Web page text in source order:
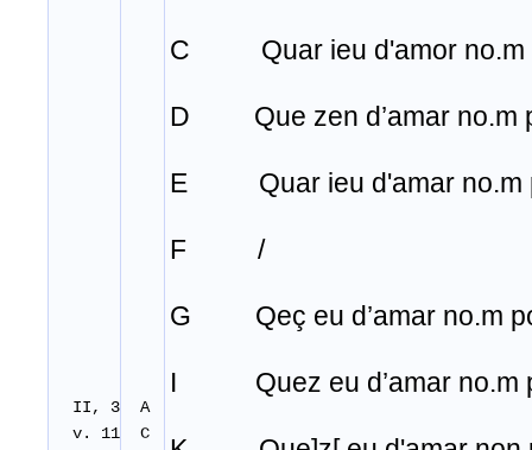
II, 3
v. 11
A
C
C Quar ieu d'amor no.m
D Que zen d’amar no.m
E Quar ieu d'amar no.m
F /
G Qeç eu d’amar no.m
I Quez eu d’amar no.m